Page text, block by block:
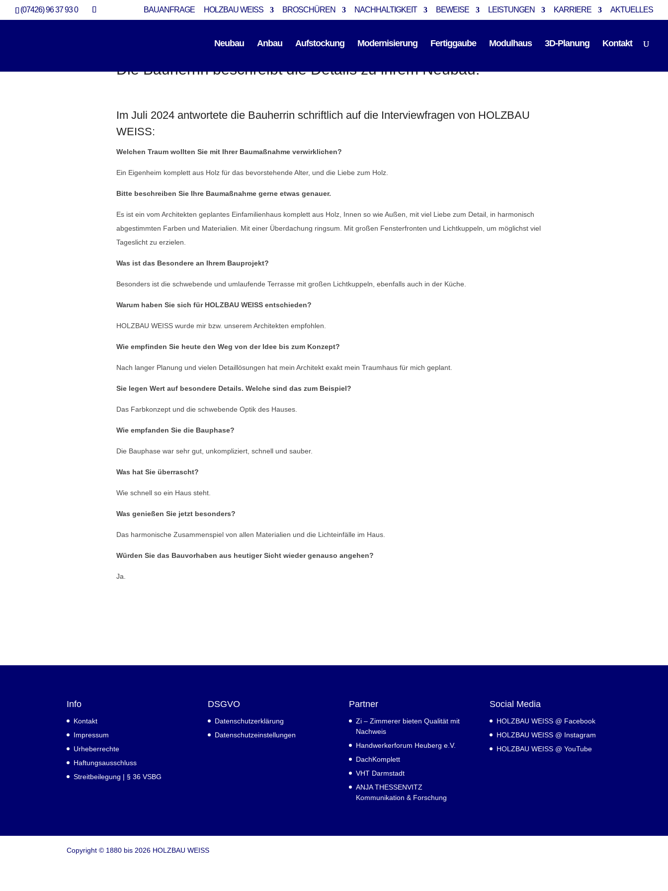
(07426) 96 37 93 0 BAUANFRAGE HOLZBAU WEISS BROSCHÜREN NACHHALTIGKEIT BEWEISE LEISTUNGEN KARRIERE AKTUELLES
Neubau Anbau Aufstockung Modernisierung Fertiggaube Modulhaus 3D-Planung Kontakt
Die Bauherrin beschreibt die Details zu ihrem Neubau.
Im Juli 2024 antwortete die Bauherrin schriftlich auf die Interviewfragen von HOLZBAU
WEISS:
Welchen Traum wollten Sie mit Ihrer Baumaßnahme verwirklichen?
Ein Eigenheim komplett aus Holz für das bevorstehende Alter, und die Liebe zum Holz.
Bitte beschreiben Sie Ihre Baumaßnahme gerne etwas genauer.
Es ist ein vom Architekten geplantes Einfamilienhaus komplett aus Holz, Innen so wie Außen, mit viel Liebe zum Detail, in harmonisch
abgestimmten Farben und Materialien. Mit einer Überdachung ringsum. Mit großen Fensterfronten und Lichtkuppeln, um möglichst viel
Tageslicht zu erzielen.
Was ist das Besondere an Ihrem Bauprojekt?
Besonders ist die schwebende und umlaufende Terrasse mit großen Lichtkuppeln, ebenfalls auch in der Küche.
Warum haben Sie sich für HOLZBAU WEISS entschieden?
HOLZBAU WEISS wurde mir bzw. unserem Architekten empfohlen.
Wie empfinden Sie heute den Weg von der Idee bis zum Konzept?
Nach langer Planung und vielen Detaillösungen hat mein Architekt exakt mein Traumhaus für mich geplant.
Sie legen Wert auf besondere Details. Welche sind das zum Beispiel?
Das Farbkonzept und die schwebende Optik des Hauses.
Wie empfanden Sie die Bauphase?
Die Bauphase war sehr gut, unkompliziert, schnell und sauber.
Was hat Sie überrascht?
Wie schnell so ein Haus steht.
Was genießen Sie jetzt besonders?
Das harmonische Zusammenspiel von allen Materialien und die Lichteinfälle im Haus.
Würden Sie das Bauvorhaben aus heutiger Sicht wieder genauso angehen?
Ja.
Info
Kontakt
Impressum
Urheberrechte
Haftungsausschluss
Streitbeilegung | § 36 VSBG
DSGVO
Datenschutzerklärung
Datenschutzeinstellungen
Partner
Zi – Zimmerer bieten Qualität mit
Nachweis
Handwerkerforum Heuberg e.V.
DachKomplett
VHT Darmstadt
ANJA THESSENVITZ
Kommunikation & Forschung
Social Media
HOLZBAU WEISS @ Facebook
HOLZBAU WEISS @ Instagram
HOLZBAU WEISS @ YouTube
Copyright © 1880 bis 2026 HOLZBAU WEISS